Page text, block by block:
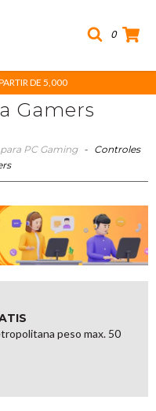
0
DE 5,000
Gamers
PC Gaming -
Controles
peso max. 50